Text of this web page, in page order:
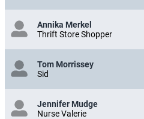
Annika Merkel
Thrift Store Shopper
Tom Morrissey
Sid
Jennifer Mudge
Nurse Valerie